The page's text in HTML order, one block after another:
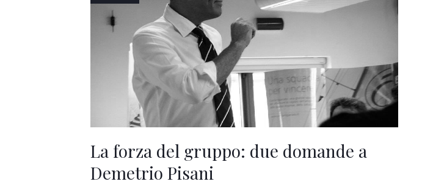
La forza del gruppo: due domande a
Demetrio Pisani
domande
Demetrio